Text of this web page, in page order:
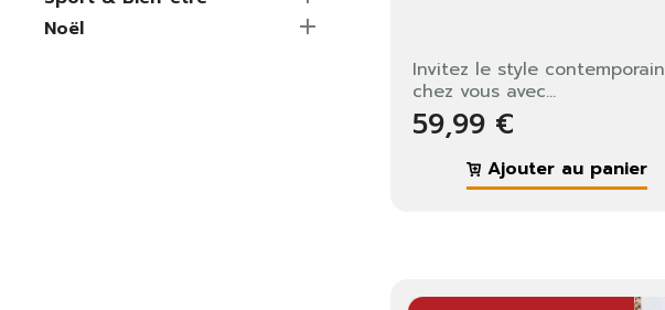
Noël

Invitez le style contemporain
chez vous avec...
59,99 €
Ajouter au panier